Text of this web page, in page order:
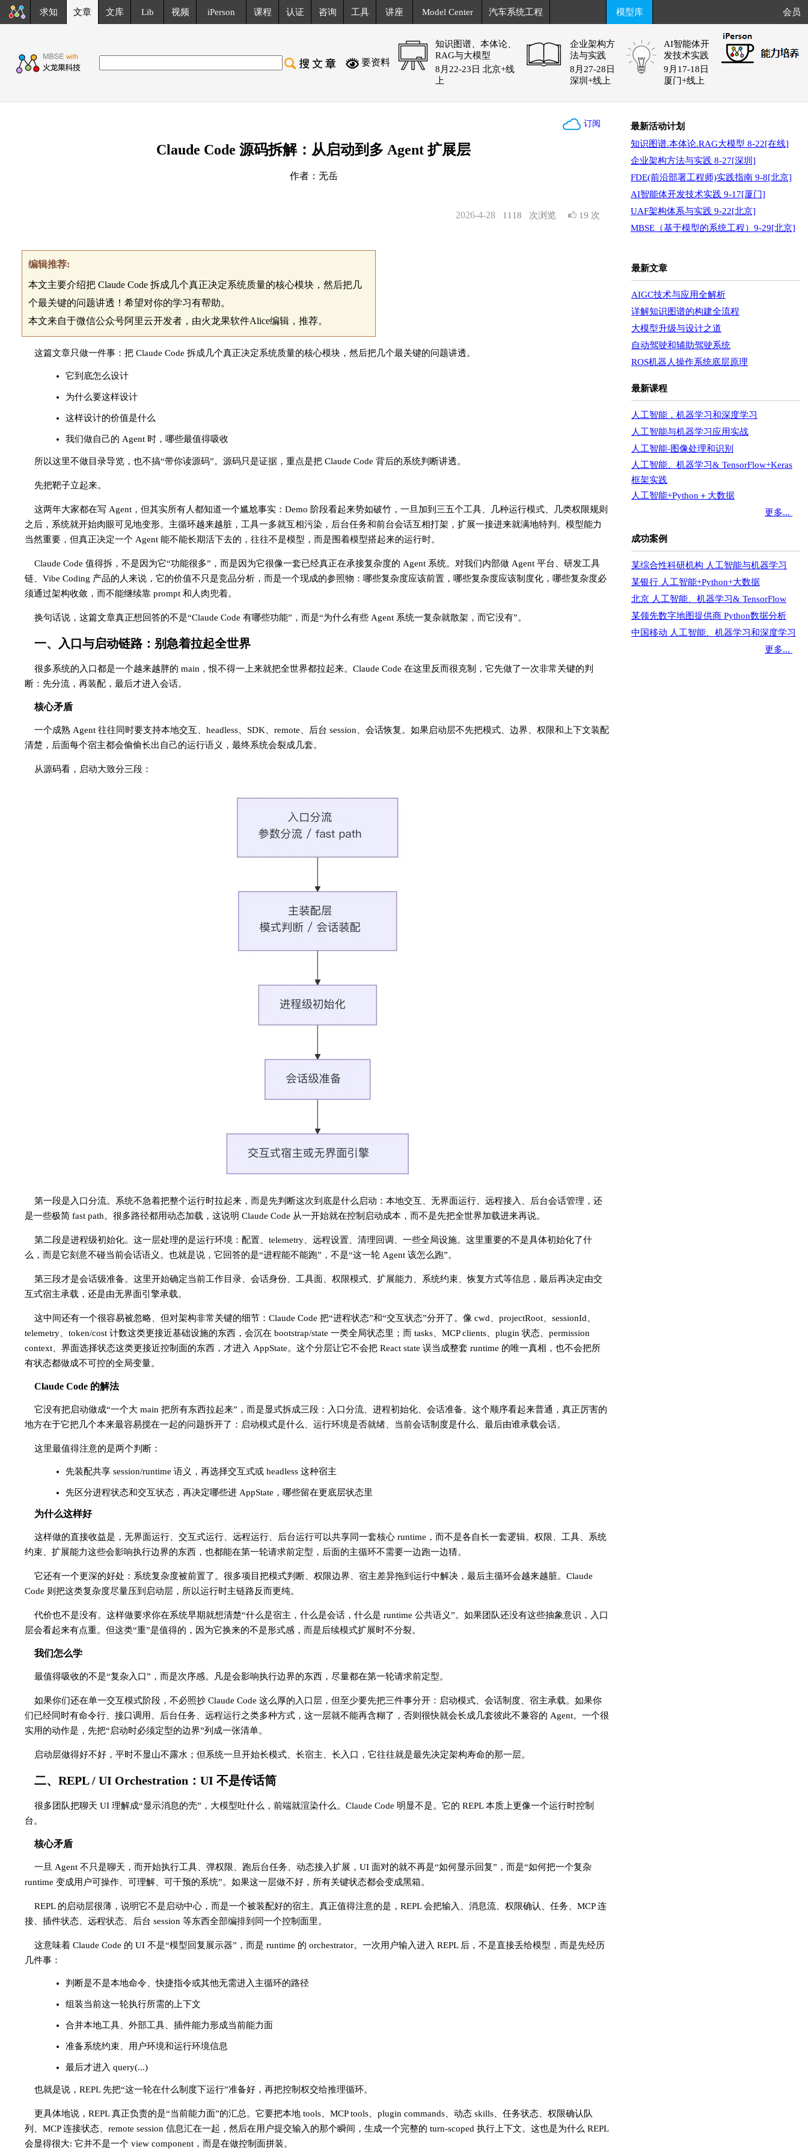
求知 文章 文库 Lib 视频 iPerson 课程 认证 咨询 工具 讲座 Model Center 汽车系统工程 模型库 会员
要资料
知识图谱、本体论、
RAG与大模型
8月22-23日 北京+线
上
企业架构方
法与实践
8月27-28日
深圳+线上
AI智能体开
发技术实践
9月17-18日
厦门+线上
订阅
Claude Code 源码拆解：从启动到多 Agent 扩展层
作者：无岳
1118 次浏览 19 次
2026-4-28
编辑推荐:
本文主要介绍把 Claude Code 拆成几个真正决定系统质量的核心模块，然后把几
个最关键的问题讲透！希望对你的学习有帮助。
本文来自于微信公众号阿里云开发者，由火龙果软件Alice编辑，推荐。
这篇文章只做一件事：把 Claude Code 拆成几个真正决定系统质量的核心模块，然后把几个最关键的问题讲透。
它到底怎么设计
为什么要这样设计
这样设计的价值是什么
我们做自己的 Agent 时，哪些最值得吸收
所以这里不做目录导览，也不搞“带你读源码”。源码只是证据，重点是把 Claude Code 背后的系统判断讲透。
先把靶子立起来。
这两年大家都在写 Agent，但其实所有人都知道一个尴尬事实：Demo 阶段看起来势如破竹，一旦加到三五个工具、几种运行模式、几类权限规则
之后，系统就开始肉眼可见地变形。主循环越来越脏，工具一多就互相污染，后台任务和前台会话互相打架，扩展一接进来就满地特判。模型能力
当然重要，但真正决定一个 Agent 能不能长期活下去的，往往不是模型，而是围着模型搭起来的运行时。
Claude Code 值得拆，不是因为它“功能很多”，而是因为它很像一套已经真正在承接复杂度的 Agent 系统。对我们内部做 Agent 平台、研发工具
链、Vibe Coding 产品的人来说，它的价值不只是竞品分析，而是一个现成的参照物：哪些复杂度应该前置，哪些复杂度应该制度化，哪些复杂度必
须通过架构收敛，而不能继续靠 prompt 和人肉兜着。
换句话说，这篇文章真正想回答的不是“Claude Code 有哪些功能”，而是“为什么有些 Agent 系统一复杂就散架，而它没有”。
一、入口与启动链路：别急着拉起全世界
很多系统的入口都是一个越来越胖的 main，恨不得一上来就把全世界都拉起来。Claude Code 在这里反而很克制，它先做了一次非常关键的判
断：先分流，再装配，最后才进入会话。
核心矛盾
一个成熟 Agent 往往同时要支持本地交互、headless、SDK、remote、后台 session、会话恢复。如果启动层不先把模式、边界、权限和上下文装配
清楚，后面每个宿主都会偷偷长出自己的运行语义，最终系统会裂成几套。
从源码看，启动大致分三段：
第一段是入口分流。系统不急着把整个运行时拉起来，而是先判断这次到底是什么启动：本地交互、无界面运行、远程接入、后台会话管理，还
是一些极简 fast path。很多路径都用动态加载，这说明 Claude Code 从一开始就在控制启动成本，而不是先把全世界加载进来再说。
第二段是进程级初始化。这一层处理的是运行环境：配置、telemetry、远程设置、清理回调、一些全局设施。这里重要的不是具体初始化了什
么，而是它刻意不碰当前会话语义。也就是说，它回答的是“进程能不能跑”，不是“这一轮 Agent 该怎么跑”。
第三段才是会话级准备。这里开始确定当前工作目录、会话身份、工具面、权限模式、扩展能力、系统约束、恢复方式等信息，最后再决定由交
互式宿主承载，还是由无界面引擎承载。
这中间还有一个很容易被忽略、但对架构非常关键的细节：Claude Code 把“进程状态”和“交互状态”分开了。像 cwd、projectRoot、sessionId、
telemetry、token/cost 计数这类更接近基础设施的东西，会沉在 bootstrap/state 一类全局状态里；而 tasks、MCP clients、plugin 状态、permission
context、界面选择状态这类更接近控制面的东西，才进入 AppState。这个分层让它不会把 React state 误当成整套 runtime 的唯一真相，也不会把所
有状态都做成不可控的全局变量。
Claude Code 的解法
它没有把启动做成“一个大 main 把所有东西拉起来”，而是显式拆成三段：入口分流、进程初始化、会话准备。这个顺序看起来普通，真正厉害的
地方在于它把几个本来最容易搅在一起的问题拆开了：启动模式是什么、运行环境是否就绪、当前会话制度是什么、最后由谁承载会话。
这里最值得注意的是两个判断：
先装配共享 session/runtime 语义，再选择交互式或 headless 这种宿主
先区分进程状态和交互状态，再决定哪些进 AppState，哪些留在更底层状态里
为什么这样好
这样做的直接收益是，无界面运行、交互式运行、远程运行、后台运行可以共享同一套核心 runtime，而不是各自长一套逻辑。权限、工具、系统
约束、扩展能力这些会影响执行边界的东西，也都能在第一轮请求前定型，后面的主循环不需要一边跑一边猜。
它还有一个更深的好处：系统复杂度被前置了。很多项目把模式判断、权限边界、宿主差异拖到运行中解决，最后主循环会越来越脏。Claude
Code 则把这类复杂度尽量压到启动层，所以运行时主链路反而更纯。
代价也不是没有。这样做要求你在系统早期就想清楚“什么是宿主，什么是会话，什么是 runtime 公共语义”。如果团队还没有这些抽象意识，入口
层会看起来有点重。但这类“重”是值得的，因为它换来的不是形式感，而是后续模式扩展时不分裂。
我们怎么学
最值得吸收的不是“复杂入口”，而是次序感。凡是会影响执行边界的东西，尽量都在第一轮请求前定型。
如果你们还在单一交互模式阶段，不必照抄 Claude Code 这么厚的入口层，但至少要先把三件事分开：启动模式、会话制度、宿主承载。如果你
们已经同时有命令行、接口调用、后台任务、远程运行之类多种方式，这一层就不能再含糊了，否则很快就会长成几套彼此不兼容的 Agent。一个很
实用的动作是，先把“启动时必须定型的边界”列成一张清单。
启动层做得好不好，平时不显山不露水；但系统一旦开始长模式、长宿主、长入口，它往往就是最先决定架构寿命的那一层。
二、REPL / UI Orchestration：UI 不是传话筒
很多团队把聊天 UI 理解成“显示消息的壳”，大模型吐什么，前端就渲染什么。Claude Code 明显不是。它的 REPL 本质上更像一个运行时控制
台。
核心矛盾
一旦 Agent 不只是聊天，而开始执行工具、弹权限、跑后台任务、动态接入扩展，UI 面对的就不再是“如何显示回复”，而是“如何把一个复杂
runtime 变成用户可操作、可理解、可干预的系统”。如果这一层做不好，所有关键状态都会变成黑箱。
REPL 的启动层很薄，说明它不是启动中心，而是一个被装配好的宿主。真正值得注意的是，REPL 会把输入、消息流、权限确认、任务、MCP 连
接、插件状态、远程状态、后台 session 等东西全部编排到同一个控制面里。
这意味着 Claude Code 的 UI 不是“模型回复展示器”，而是 runtime 的 orchestrator。一次用户输入进入 REPL 后，不是直接丢给模型，而是先经历
几件事：
判断是不是本地命令、快捷指令或其他无需进入主循环的路径
组装当前这一轮执行所需的上下文
合并本地工具、外部工具、插件能力形成当前能力面
准备系统约束、用户环境和运行环境信息
最后才进入 query(...)
也就是说，REPL 先把“这一轮在什么制度下运行”准备好，再把控制权交给推理循环。
更具体地说，REPL 真正负责的是“当前能力面”的汇总。它要把本地 tools、MCP tools、plugin commands、动态 skills、任务状态、权限确认队
列、MCP 连接状态、remote session 信息汇在一起，然后在用户提交输入的那个瞬间，生成一个完整的 turn-scoped 执行上下文。这也是为什么 REPL
会显得很大: 它并不是一个 view component，而是在做控制面拼装。
最新活动计划
知识图谱.本体论.RAG大模型 8-22[在线]
企业架构方法与实践 8-27[深圳]
FDE(前沿部署工程师)实践指南 9-8[北京]
AI智能体开发技术实践 9-17[厦门]
UAF架构体系与实践 9-22[北京]
MBSE（基于模型的系统工程）9-29[北京]
最新文章
AIGC技术与应用全解析
详解知识图谱的构建全流程
大模型升级与设计之道
自动驾驶和辅助驾驶系统
ROS机器人操作系统底层原理
最新课程
人工智能，机器学习和深度学习
人工智能与机器学习应用实战
人工智能-图像处理和识别
人工智能、机器学习& TensorFlow+Keras
框架实践
人工智能+Python＋大数据
更多...
成功案例
某综合性科研机构 人工智能与机器学习
某银行 人工智能+Python+大数据
北京 人工智能、机器学习& TensorFlow
某领先数字地图提供商 Python数据分析
中国移动 人工智能、机器学习和深度学习
更多...